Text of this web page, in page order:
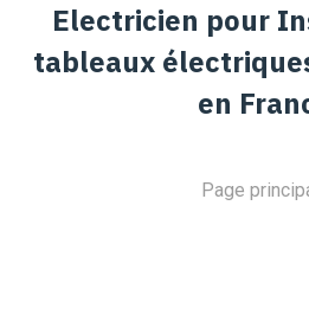
Electricien pour
tableaux
en
Page